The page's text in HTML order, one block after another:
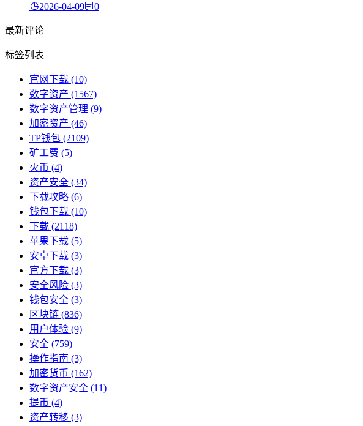
2026-04-09 0
最新评论
标签列表
官网下载 (10)
数字资产 (1567)
数字资产管理 (9)
加密资产 (46)
TP钱包 (2109)
矿工费 (5)
火币 (4)
资产安全 (34)
下载攻略 (6)
钱包下载 (10)
下载 (2118)
苹果下载 (5)
安卓下载 (3)
官方下载 (3)
安全风险 (3)
钱包安全 (3)
区块链 (836)
用户体验 (9)
安全 (759)
操作指南 (3)
加密货币 (162)
数字资产安全 (11)
提币 (4)
资产转移 (3)